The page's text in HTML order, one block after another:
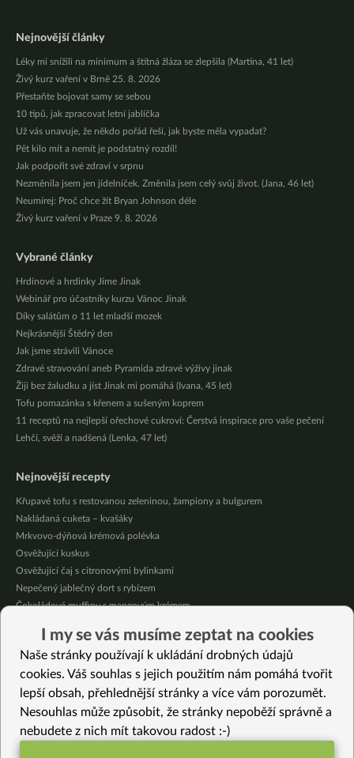
Nejnovější články
Léky mi snížili na minimum a štítná žláza se zlepšila (Martina, 41 let)
Živý kurz vaření v Brně 25. 8. 2026
Přestaňte bojovat samy se sebou
10 tipů, jak zpracovat letní jablíčka
Už vás unavuje, že někdo pořád řeší, jak byste měla vypadat?
Pět kilo mít a nemít je podstatný rozdíl!
Jak podpořit své zdraví v srpnu
Nezměnila jsem jen jídelníček. Změnila jsem celý svůj život. (Jana, 46 let)
Neumírej: Proč chce žít Bryan Johnson déle
Živý kurz vaření v Praze 9. 8. 2026
Vybrané články
Hrdinové a hrdinky Jíme Jinak
Webinář pro účastníky kurzu Vánoc Jinak
Díky salátům o 11 let mladší mozek
Nejkrásnější Štědrý den
Jak jsme strávili Vánoce
Zdravé stravování aneb Pyramida zdravé výživy jinak
Žiji bez žaludku a jíst Jinak mi pomáhá (Ivana, 45 let)
Tofu pomazánka s křenem a sušeným koprem
11 receptů na nejlepší ořechové cukroví: Čerstvá inspirace pro vaše pečení
Lehčí, svěží a nadšená (Lenka, 47 let)
Nejnovější recepty
Křupavé tofu s restovanou zeleninou, žampiony a bulgurem
Nakládaná cuketa – kvašáky
Mrkvovo-dýňová krémová polévka
Osvěžující kuskus
Osvěžující čaj s citronovými bylinkami
Nepečený jablečný dort s rybízem
Čokoládové muffiny s mangovým krémem
Krémová zeleninová polévka s koprem a vločkami
Celozrnná rýže basmati se zeleninou
Vybrané recepty
Jarní pyré s medvědím česnekem à la bramborová kaše
Tempeh s mrkvovou salsou
I my se vás musíme zeptat na cookies
Naše stránky používají k ukládání drobných údajů
cookies. Váš souhlas s jejich použitím nám pomáhá tvořit
lepší obsah, přehlednější stránky a více vám porozumět.
Nesouhlas může způsobit, že stránky nepoběží správně a
nebudete z nich mít takovou radost :-)